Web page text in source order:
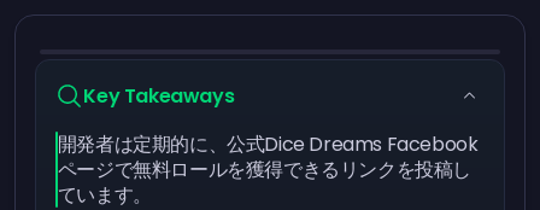
Key Takeaways
開発者は定期的に、公式Dice Dreams Facebook
ページで無料ロールを獲得できるリンクを投稿し
ています。